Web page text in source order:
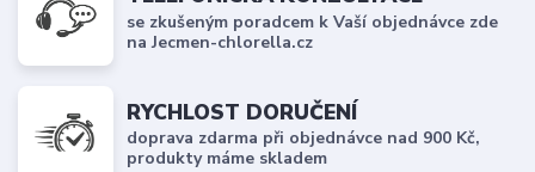
se zkušeným poradcem k Vaší objednávce zde
na Jecmen-chlorella.cz
RYCHLOST DORUČENÍ
doprava zdarma při objednávce nad 900 Kč,
produkty máme skladem